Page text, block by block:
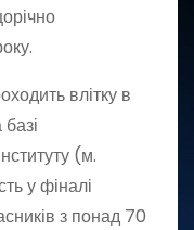
влітку в
(м.
у фіналі
з понад 70